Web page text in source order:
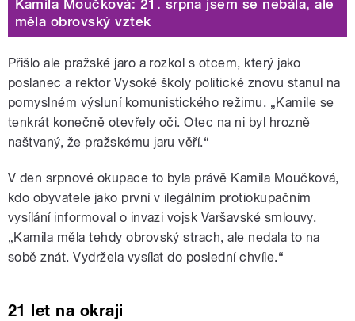
Kamila Moučková: 21. srpna jsem se nebála, ale
měla obrovský vztek
Přišlo ale pražské jaro a rozkol s otcem, který jako
poslanec a rektor Vysoké školy politické znovu stanul na
pomyslném výsluní komunistického režimu. „Kamile se
tenkrát konečně otevřely oči. Otec na ni byl hrozně
naštvaný, že pražskému jaru věří.“
V den srpnové okupace to byla právě Kamila Moučková,
kdo obyvatele jako první v ilegálním protiokupačním
vysílání informoval o invazi vojsk Varšavské smlouvy.
„Kamila měla tehdy obrovský strach, ale nedala to na
sobě znát. Vydržela vysílat do poslední chvíle.“
21 let na okraji